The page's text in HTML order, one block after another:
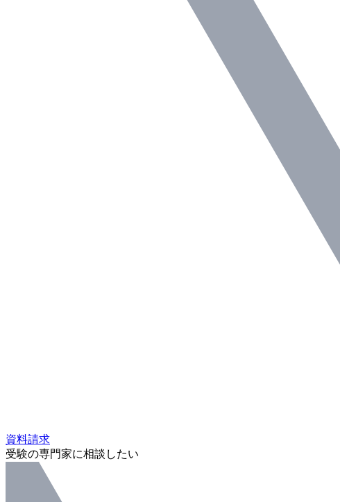
資料請求
受験の専門家に相談したい